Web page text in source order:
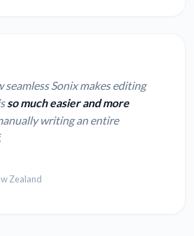
seamless Sonix makes editing
so much easier and more
writing an entire
Zealand